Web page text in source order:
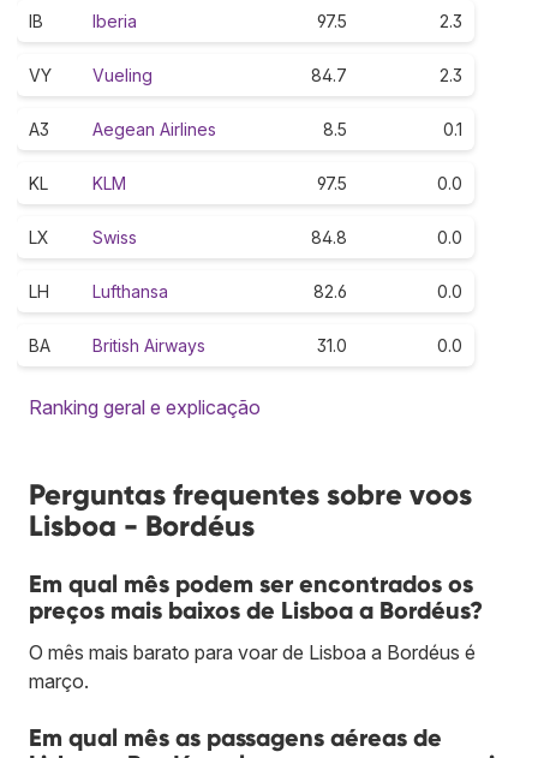
IB Iberia 97.5 2.3
VY Vueling 84.7 2.3
A3 Aegean Airlines 8.5 0.1
KL KLM 97.5 0.0
LX Swiss 84.8 0.0
LH Lufthansa 82.6 0.0
BA British Airways 31.0 0.0
Ranking geral e explicação
Perguntas frequentes sobre voos
Lisboa - Bordéus
Em qual mês podem ser encontrados os
preços mais baixos de Lisboa a Bordéus?
O mês mais barato para voar de Lisboa a Bordéus é
março.
Em qual mês as passagens aéreas de